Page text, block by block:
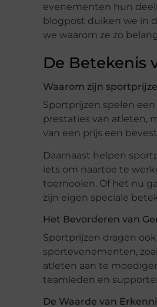
evenementen hun
blogpost duiken we in
we waarom ze zo
De Betekenis
Waarom zijn
Sportprijzen spelen
prestaties van atleten,
van een prijs een
Daarnaast helpen
iets om naartoe te
toernooien. Of het nu
zijn eigen speciale
Het Bevorderen van
Sportprijzen dragen
sportevenementen,
atleten aan te
teamleden en
De Waarde van